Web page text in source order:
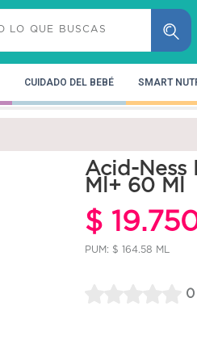
CUIDADO DEL BEBÉ SMART
Acid-Ness
Ml+ 60 Ml
$
PUM: $ 164.58 ML
0